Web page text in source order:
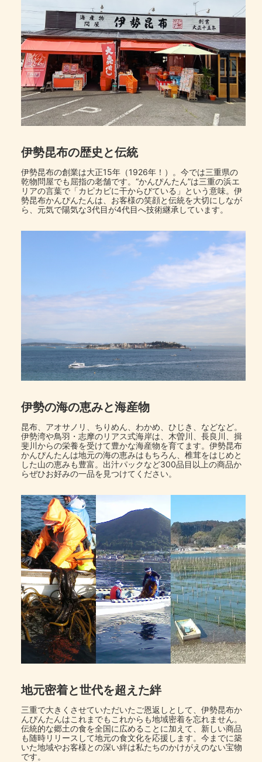
伊勢昆布の歴史と伝統
伊勢昆布の創業は大正15年（1926年！）。今では三重県の
乾物問屋でも屈指の老舗です。“かんぴんたん”は三重の浜エ
リアの言葉で「カピカピに干からびている」という意味。伊
勢昆布かんぴんたんは、お客様の笑顔と伝統を大切にしなが
ら、元気で陽気な3代目が4代目へ技術継承しています。
伊勢の海の恵みと海産物
昆布、アオサノリ、ちりめん、わかめ、ひじき、などなど。
伊勢湾や鳥羽・志摩のリアス式海岸は、木曽川、長良川、揖
斐川からの栄養を受けて豊かな海産物を育てます。伊勢昆布
かんぴんたんは地元の海の恵みはもちろん、椎茸をはじめと
した山の恵みも豊富。出汁パックなど300品目以上の商品か
らぜひお好みの一品を見つけてください。
地元密着と世代を超えた絆
三重で大きくさせていただいたご恩返しとして、伊勢昆布か
んぴんたんはこれまでもこれからも地域密着を忘れません。
伝統的な郷土の食を全国に広めることに加えて、新しい商品
も随時リリースして地元の食文化を応援します。今までに築
いた地域やお客様との深い絆は私たちのかけがえのない宝物
です。